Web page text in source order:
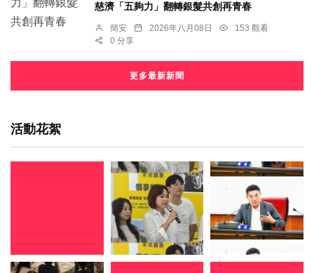
慈濟「五夠力」翻轉銀髮共創再青春
簡安 2026年八月08日
153 觀看
0 分享
更多最新新聞
活動花絮